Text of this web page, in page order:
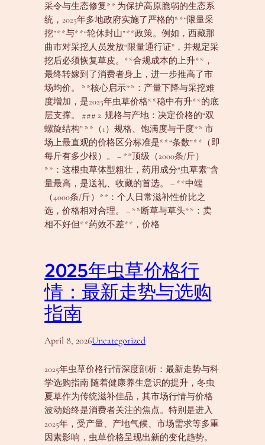
采令与生态修复** 为保护高原脆弱的生态系
统，2025年多地政府实施了严格的**“限量采
挖”**与**“轮休封山”**政策。例如，西藏那
曲市对采挖人员发放“限量通行证”，并规定采
挖后必须恢复草皮。**合规成本的上升**，
最终转嫁到了消费者身上，进一步推高了市
场均价。 **核心启示**：产量下降与采挖难
度增加，是2025年虫草价格**稳中有升**的底
层支撑。 ### 2. 规格与产地：决定价格的“双
螺旋结构” **（1）规格、饱满度与干度** 市
场上最直观的价格区分标准是**“条数”**（即
每斤有多少根）。 – **顶级（2000条/斤）
**：这根虫草体型粗壮，药用成分“虫草素”含
量最高，是送礼、收藏的首选。 – **中端
（4000条/斤）**：个人日常滋补性价比之
选，价格相对合理。 – **断草与草头**：卖
相不好但**药效不差**，价格
2025年虫草价格行
情：最新走势与选购
指南
April 8, 2026Uncategorized
2025年虫草价格行情深度剖析：最新走势与科
学选购指南 随着健康养生意识的提升，冬虫
夏草作为传统滋补佳品，其市场行情与价格
波动始终是消费者关注的焦点。特别是进入
2025年，受产量、产地气候、市场需求等多重
因素影响，虫草价格呈现出新的变化趋势。